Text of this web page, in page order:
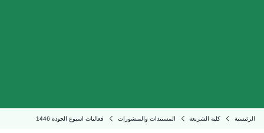
الرئيسية كلية الشريعة المستندات والمنشورات فعاليات اسبوع الجودة 1446